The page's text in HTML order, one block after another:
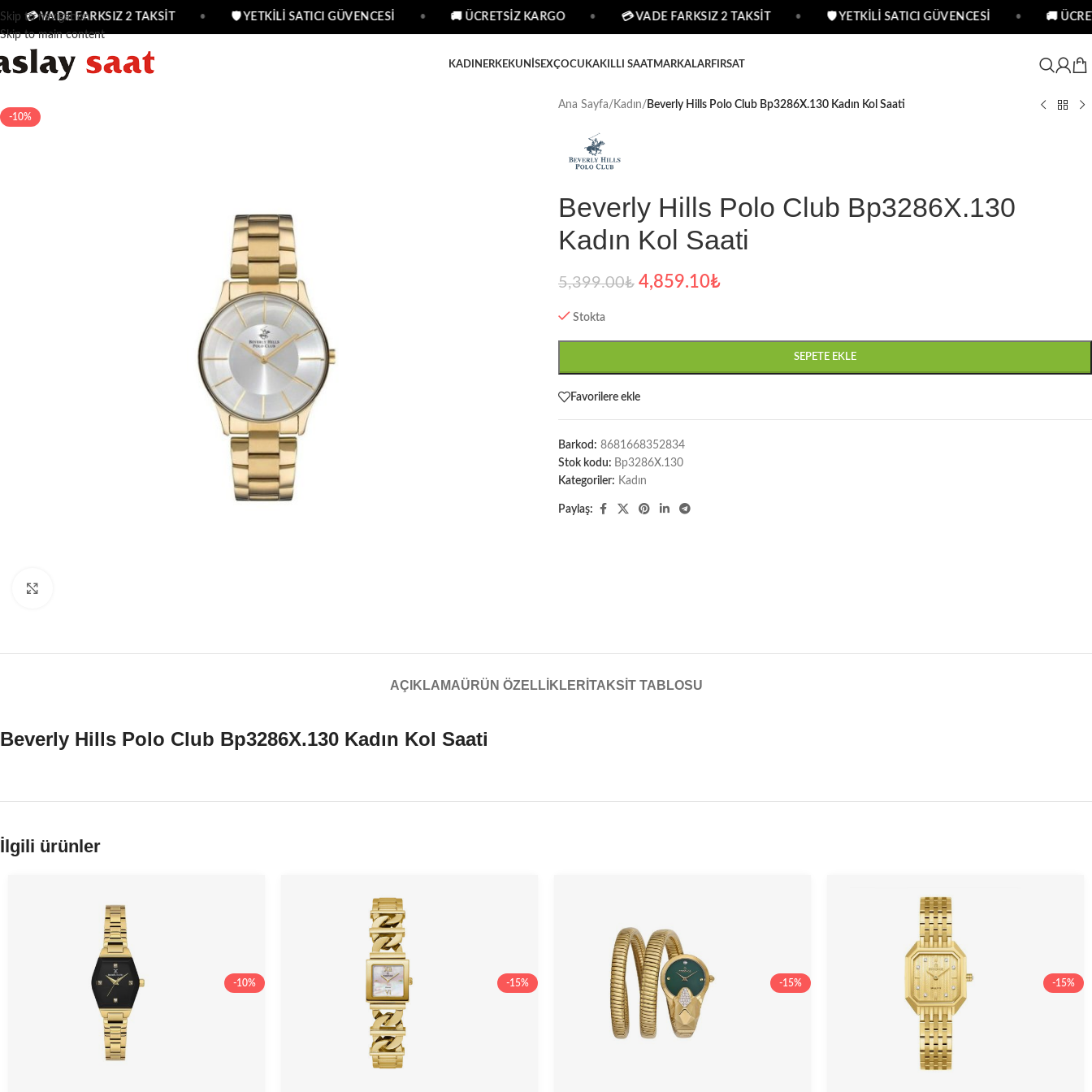
Skip to navigation
Skip to main content
💳 VADE FARKSIZ 2 TAKSİT 🛡 YETKİLİ SATICI GÜVENCESİ 🚚 ÜCRETSİZ KARGO 💳 VADE FARKSIZ 2 TAKSİT 🛡 YETKİLİ SATICI GÜVENCESİ 🚚
KADIN ERKEKUNISEXÇOCUKAKILLI SAATMARKALARFIRSAT
-10%
Ana Sayfa/ Kadın/ Beverly Hills Polo Club Bp3286X.130 Kadın Kol Saati
Beverly Hills Polo Club Bp3286X.130
Kadın Kol Saati
5,399.00₺ 4,859.10₺
Stokta
SEPETE EKLE
Favorilere ekle
Barkod: 8681668352834
Stok kodu: Bp3286X.130
Kategoriler: Kadın
Paylaş:
AÇIKLAMAÜRÜN ÖZELLIKLERI TAKSIT TABLOSU
Beverly Hills Polo Club Bp3286X.130 Kadın Kol Saati
İlgili ürünler
-10% -15% -15% -15%